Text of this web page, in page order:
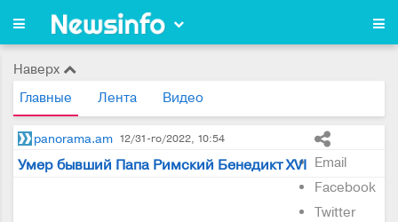
Наверх
Главные
Лента Видео
panorama.am 12/31-го/2022, 10:54
Email
Facebook
Twitter
Умер бывший Папа Римский Бенедикт XVI